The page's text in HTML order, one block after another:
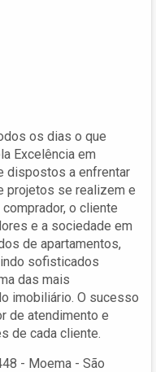
os dias o que
Excelência em
dispostos a enfrentar
projetos se realizem e
o cliente
e a sociedade em
de apartamentos,
sofisticados
das mais
imobiliário. O sucesso
de atendimento e
de cada cliente.
- Moema - São